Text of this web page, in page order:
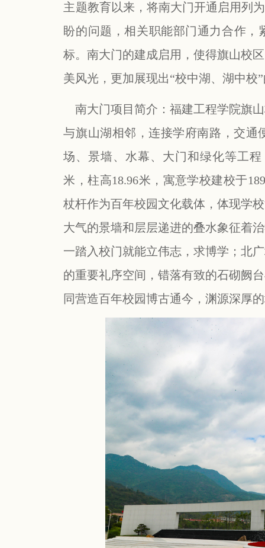
主题教育以来，将南大门开通启用列为
盼的问题，相关职能部门通力合作，
标。南大门的建成启用，使得旗山校
美风光，更加展现出“校中湖、湖中校”
南大门项目简介：福建工程学院旗
与旗山湖相邻，连接学府南路，交通
场、景墙、水幕、大门和绿化等工
米，柱高18.96米，寓意学校建校于
杖杆作为百年校园文化载体，体现学
大气的景墙和层层递进的叠水象征着
一踏入校门就能立伟志，求博学；北
的重要礼序空间，错落有致的石砌阙
同营造百年校园博古通今，渊源深厚